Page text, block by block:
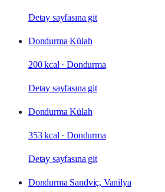
Detay sayfasına git
Dondurma Külah
200 kcal ·Dondurma
Detay sayfasına git
Dondurma Külah
353 kcal ·Dondurma
Detay sayfasına git
Dondurma Sandviç, Vanilya